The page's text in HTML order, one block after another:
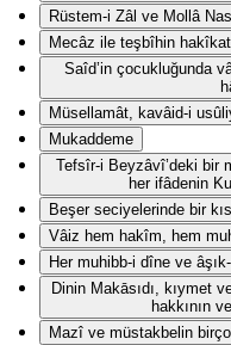
Rüstem-i Zâl ve Mollâ
Mecâz ile teşbîhin
Saîd’in çocukluğunda
Müsellamât, kavâid-i
Mukaddeme
Tefsîr-i Beyzâvî’deki bir
her ifâdenin
Beşer seciyelerinde bir
Vâiz hem hakîm, hem
Her muhibb-i dîne ve
Dinin Makāsıdı, kıymet
hakkının
Mazî ve müstakbelin